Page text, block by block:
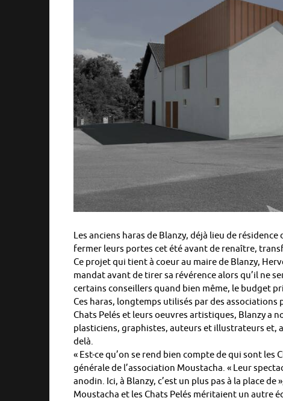
Les anciens haras de Blanzy, déjà lieu de
fermer leurs portes cet été avant de renaître,
Ce projet qui tient à coeur au maire de Blanzy,
mandat avant de tirer sa révérence alors qu’il ne
certains conseillers quand bien même, le budget
Ces haras, longtemps utilisés par des
Chats Pelés et leurs oeuvres artistiques, Blanzy a
plasticiens, graphistes, auteurs et illustrateurs et,
delà.
« Est-ce qu’on se rend bien compte de qui sont les
générale de l’association Moustacha. « Leur
anodin. Ici, à Blanzy, c’est un plus pas à la place de
Moustacha et les Chats Pelés méritaient un autre